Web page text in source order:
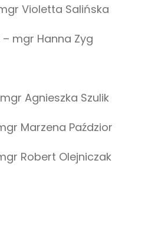
Violetta Salińska
– mgr Hanna Zyg
Agnieszka Szulik
Marzena Paździor
Robert Olejniczak